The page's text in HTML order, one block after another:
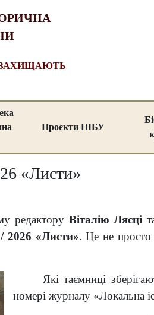
ЗАХИЩАЮТЬ
Проєкти НІБУ
«Листи»
редактору Віталію Лясці
«Листи». Це не просто
Які таємниці
номері журналу «Локальна